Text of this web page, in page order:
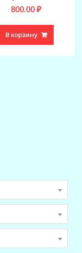
800.00₽
В корзину